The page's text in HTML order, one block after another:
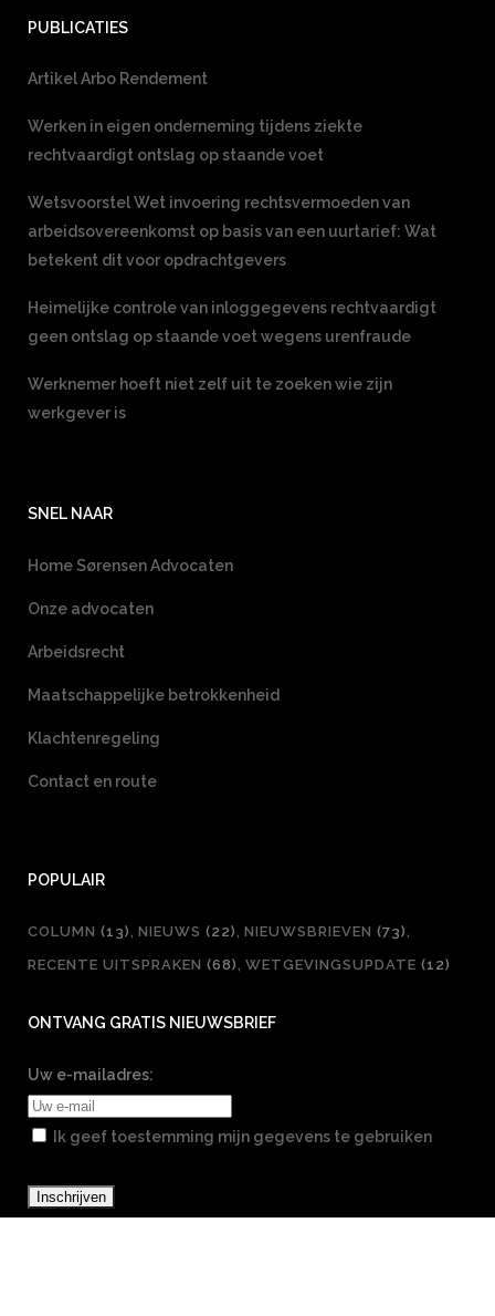
PUBLICATIES
Artikel Arbo Rendement
Werken in eigen onderneming tijdens ziekte
rechtvaardigt ontslag op staande voet
Wetsvoorstel Wet invoering rechtsvermoeden van
arbeidsovereenkomst op basis van een uurtarief: Wat
betekent dit voor opdrachtgevers
Heimelijke controle van inloggegevens rechtvaardigt
geen ontslag op staande voet wegens urenfraude
Werknemer hoeft niet zelf uit te zoeken wie zijn
werkgever is
SNEL NAAR
Home Sørensen Advocaten
Onze advocaten
Arbeidsrecht
Maatschappelijke betrokkenheid
Klachtenregeling
Contact en route
POPULAIR
COLUMN (13) NIEUWS (22) NIEUWSBRIEVEN (73)
RECENTE UITSPRAKEN (68) WETGEVINGSUPDATE (12)
ONTVANG GRATIS NIEUWSBRIEF
Uw e-mailadres:
Ik geef toestemming mijn gegevens te gebruiken